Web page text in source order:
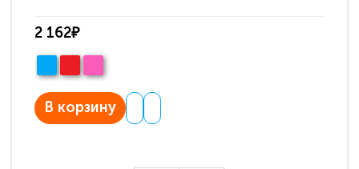
2 162₽
В корзину